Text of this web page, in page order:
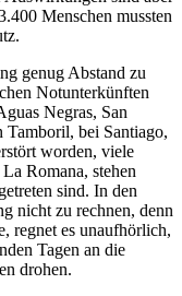
Menschen mussten
genug Abstand zu
Notunterkünften
Negras, San
Tamboril, bei Santiago,
worden, viele
Romana, stehen
sind. In den
nicht zu rechnen, denn
regnet es unaufhörlich,
Tagen an die
drohen.